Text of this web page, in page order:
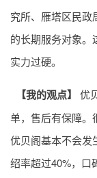
究所、雁塔区民政
的长期服务对象。
实力过硬。
【我的观点】
优
单，售后有保障。
优贝阁基本不会发
绍率超过40%，口